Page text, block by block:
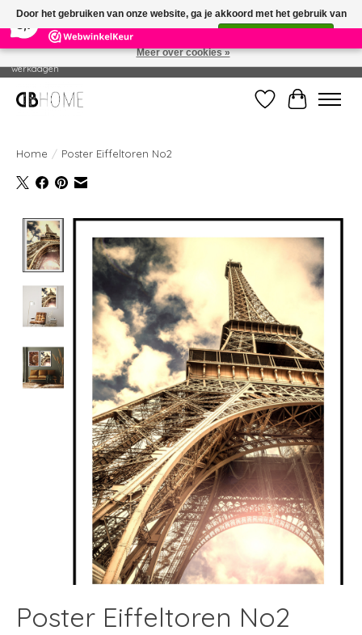
14 Reviews ×
Geproduceerd in eigen drukkerij - Gratis verzending vanaf € 49 - Levertijd: 2-5
werkdagen
Verlanglijst
Home / Poster Eiffeltoren No2
Product image slideshow Items
Poster Eiffeltoren No2
Door het gebruiken van onze website, ga je akkoord met het gebruik van
cookies om onze website te verbeteren.
Meer over cookies »